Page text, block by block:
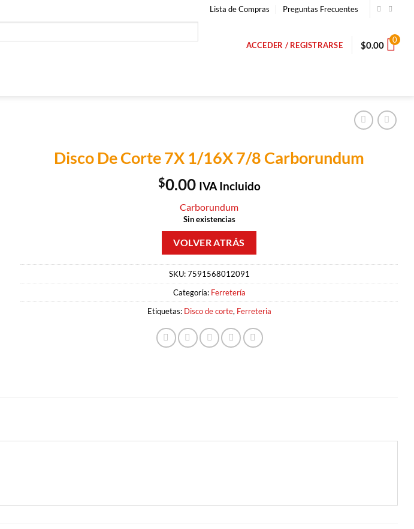
Lista de Compras Preguntas Frecuentes
ACCEDER / REGISTRARSE $0.00 0
Disco De Corte 7X 1/16X 7/8 Carborundum
$0.00 IVA Incluido
Carborundum
Sin existencias
SKU:7591568012091
Categoría: Ferretería
Etiquetas: Disco de corte, Ferreteria